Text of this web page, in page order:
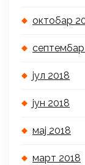
октобар
јул 2018
јун 2018
мај 2018
март 2018